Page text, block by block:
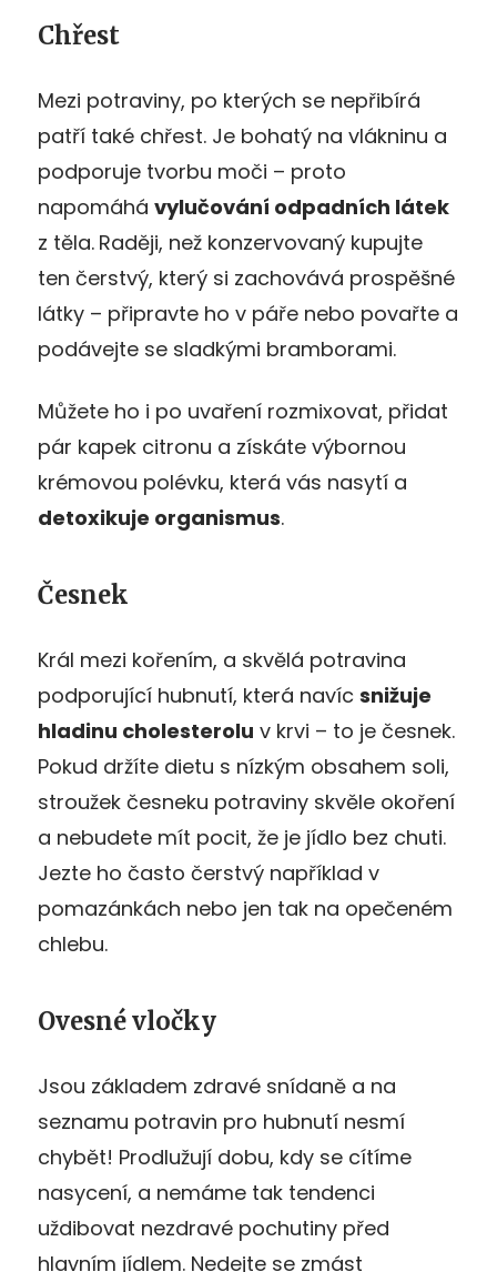
Chřest
Mezi potraviny, po kterých se nepřibírá
patří také chřest. Je bohatý na vlákninu a
podporuje tvorbu moči – proto
napomáhá vylučování odpadních látek
z těla. Raději, než konzervovaný kupujte
ten čerstvý, který si zachovává prospěšné
látky – připravte ho v páře nebo povařte a
podávejte se sladkými bramborami.
Můžete ho i po uvaření rozmixovat, přidat
pár kapek citronu a získáte výbornou
krémovou polévku, která vás nasytí a
detoxikuje organismus.
Česnek
Král mezi kořením, a skvělá potravina
podporující hubnutí, která navíc snižuje
hladinu cholesterolu v krvi – to je česnek.
Pokud držíte dietu s nízkým obsahem soli,
stroužek česneku potraviny skvěle okoření
a nebudete mít pocit, že je jídlo bez chuti.
Jezte ho často čerstvý například v
pomazánkách nebo jen tak na opečeném
chlebu.
Ovesné vločky
Jsou základem zdravé snídaně a na
seznamu potravin pro hubnutí nesmí
chybět! Prodlužují dobu, kdy se cítíme
nasycení, a nemáme tak tendenci
uždibovat nezdravé pochutiny před
hlavním jídlem. Nedejte se zmást